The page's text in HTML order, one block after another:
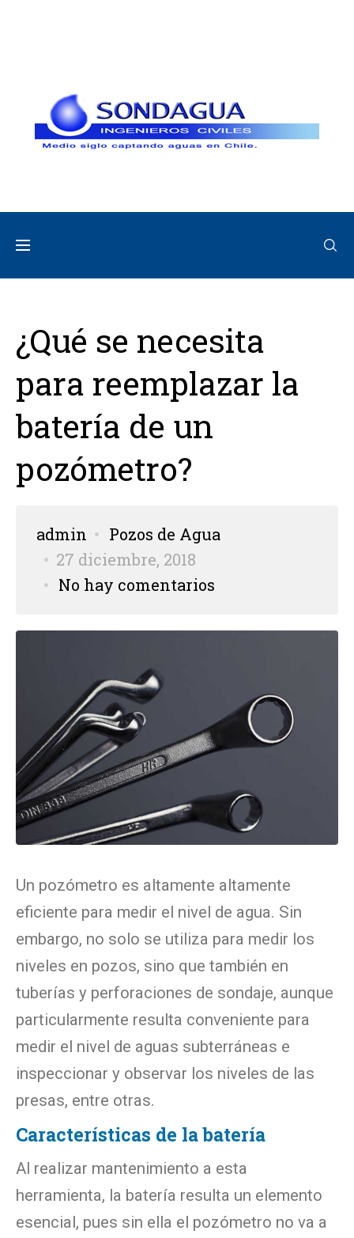
¿Qué se necesita
para reemplazar la
batería de un
pozómetro?
admin
Pozos de Agua
27 diciembre, 2018
No hay comentarios
Un pozómetro es altamente altamente
eficiente para medir el nivel de agua. Sin
embargo, no solo se utiliza para medir los
niveles en pozos, sino que también en
tuberías y perforaciones de sondaje, aunque
particularmente resulta conveniente para
medir el nivel de aguas subterráneas e
inspeccionar y observar los niveles de las
presas, entre otras.
Características de la batería
Al realizar mantenimiento a esta
herramienta, la batería resulta un elemento
esencial, pues sin ella el pozómetro no va a